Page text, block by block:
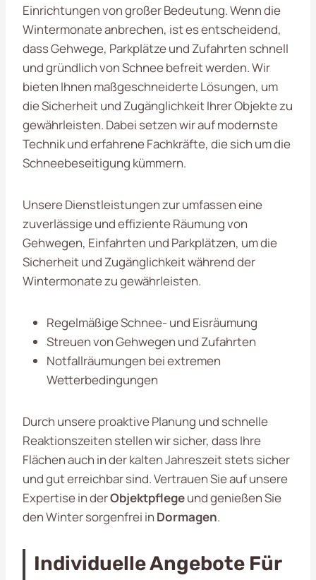
Einrichtungen von großer Bedeutung. Wenn die
Wintermonate anbrechen, ist es entscheidend,
dass Gehwege, Parkplätze und Zufahrten schnell
und gründlich von Schnee befreit werden. Wir
bieten Ihnen maßgeschneiderte Lösungen, um
die Sicherheit und Zugänglichkeit Ihrer Objekte zu
gewährleisten. Dabei setzen wir auf modernste
Technik und erfahrene Fachkräfte, die sich um die
Schneebeseitigung kümmern.
Unsere Dienstleistungen zur umfassen eine
zuverlässige und effiziente Räumung von
Gehwegen, Einfahrten und Parkplätzen, um die
Sicherheit und Zugänglichkeit während der
Wintermonate zu gewährleisten.
Regelmäßige Schnee- und Eisräumung
Streuen von Gehwegen und Zufahrten
Notfallräumungen bei extremen
Wetterbedingungen
Durch unsere proaktive Planung und schnelle
Reaktionszeiten stellen wir sicher, dass Ihre
Flächen auch in der kalten Jahreszeit stets sicher
und gut erreichbar sind. Vertrauen Sie auf unsere
Expertise in derObjektpflegeund genießen Sie
den Winter sorgenfrei in Dormagen.
Individuelle Angebote Für